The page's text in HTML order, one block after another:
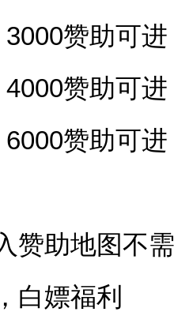
赞助可
赞助可
赞助可
赞助地图不
白嫖福利